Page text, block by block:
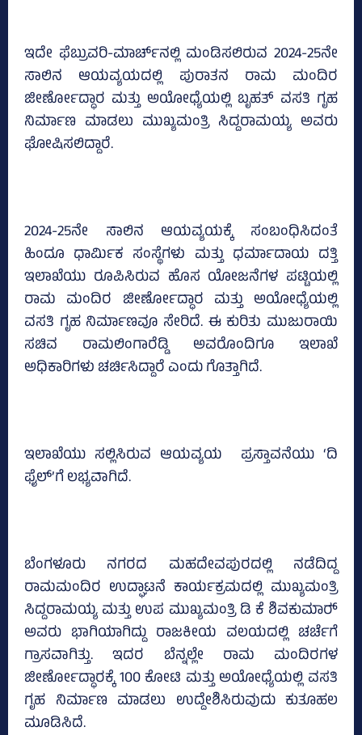
ಇದೇ ಫೆಬ್ರುವರಿ-ಮಾರ್ಚ್‌ನಲ್ಲಿ ಮಂಡಿಸಲಿರುವ 2024-25ನೇ
ಸಾಲಿನ ಆಯವ್ಯಯದಲ್ಲಿ ಪುರಾತನ ರಾಮ ಮಂದಿರ
ಜೀರ್ಣೋದ್ಧಾರ ಮತ್ತು ಅಯೋಧ್ಯೆಯಲ್ಲಿ ಬೃಹತ್‌ ವಸತಿ ಗೃಹ
ನಿರ್ಮಾಣ ಮಾಡಲು ಮುಖ್ಯಮಂತ್ರಿ ಸಿದ್ದರಾಮಯ್ಯ ಅವರು
ಘೋಷಿಸಲಿದ್ದಾರೆ.
2024-25ನೇ ಸಾಲಿನ ಆಯವ್ಯಯಕ್ಕೆ ಸಂಬಂಧಿಸಿದಂತೆ
ಹಿಂದೂ ಧಾರ್ಮಿಕ ಸಂಸ್ಥೆಗಳು ಮತ್ತು ಧರ್ಮಾದಾಯ ದತ್ತಿ
ಇಲಾಖೆಯು ರೂಪಿಸಿರುವ ಹೊಸ ಯೋಜನೆಗಳ ಪಟ್ಟಿಯಲ್ಲಿ
ರಾಮ ಮಂದಿರ ಜೀರ್ಣೋದ್ಧಾರ ಮತ್ತು ಅಯೋಧ್ಯೆಯಲ್ಲಿ
ವಸತಿ ಗೃಹ ನಿರ್ಮಾಣವೂ ಸೇರಿದೆ. ಈ ಕುರಿತು ಮುಜುರಾಯಿ
ಸಚಿವ ರಾಮಲಿಂಗಾರೆಡ್ಡಿ ಅವರೊಂದಿಗೂ ಇಲಾಖೆ
ಅಧಿಕಾರಿಗಳು ಚರ್ಚಿಸಿದ್ದಾರೆ ಎಂದು ಗೊತ್ತಾಗಿದೆ.
ಇಲಾಖೆಯು ಸಲ್ಲಿಸಿರುವ ಆಯವ್ಯಯ ಪ್ರಸ್ತಾವನೆಯು ‘ದಿ
ಫೈಲ್‌’ಗೆ ಲಭ್ಯವಾಗಿದೆ.
ಬೆಂಗಳೂರು ನಗರದ ಮಹದೇವಪುರದಲ್ಲಿ ನಡೆದಿದ್ದ
ರಾಮಮಂದಿರ ಉದ್ಘಾಟನೆ ಕಾರ್ಯಕ್ರಮದಲ್ಲಿ ಮುಖ್ಯಮಂತ್ರಿ
ಸಿದ್ದರಾಮಯ್ಯ ಮತ್ತು ಉಪ ಮುಖ್ಯಮಂತ್ರಿ ಡಿ ಕೆ ಶಿವಕುಮಾರ್‍‌
ಅವರು ಭಾಗಿಯಾಗಿದ್ದು ರಾಜಕೀಯ ವಲಯದಲ್ಲಿ ಚರ್ಚೆಗೆ
ಗ್ರಾಸವಾಗಿತ್ತು. ಇದರ ಬೆನ್ನಲ್ಲೇ ರಾಮ ಮಂದಿರಗಳ
ಜೀರ್ಣೋದ್ಧಾರಕ್ಕೆ 100 ಕೋಟಿ ಮತ್ತು ಅಯೋಧ್ಯೆಯಲ್ಲಿ ವಸತಿ
ಗೃಹ ನಿರ್ಮಾಣ ಮಾಡಲು ಉದ್ದೇಶಿಸಿರುವುದು ಕುತೂಹಲ
ಮೂಡಿಸಿದೆ.